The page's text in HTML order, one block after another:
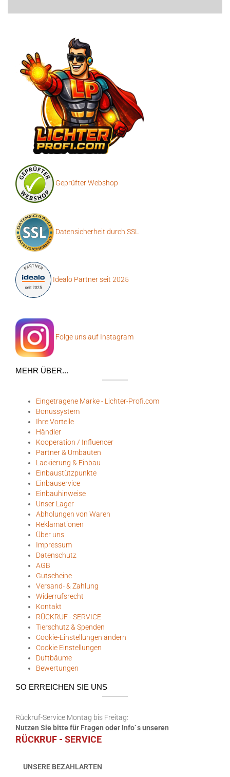
Geprüfter Webshop
Datensicherheit durch SSL
Idealo Partner seit 2025
Folge uns auf Instagram
MEHR ÜBER...
Eingetragene Marke - Lichter-Profi.com
Bonussystem
Ihre Vorteile
Händler
Kooperation / Influencer
Partner & Umbauten
Lackierung & Einbau
Einbaustützpunkte
Einbauservice
Einbauhinweise
Unser Lager
Abholungen von Waren
Reklamationen
Über uns
Impressum
Datenschutz
AGB
Gutscheine
Versand- & Zahlung
Widerrufsrecht
Kontakt
RÜCKRUF - SERVICE
Tierschutz & Spenden
Cookie-Einstellungen ändern
Cookie Einstellungen
Duftbäume
Bewertungen
SO ERREICHEN SIE UNS
Rückruf-Service Montag bis Freitag:
Nutzen Sie bitte für Fragen oder Info`s unseren
RÜCKRUF - SERVICE
UNSERE BEZAHLARTEN